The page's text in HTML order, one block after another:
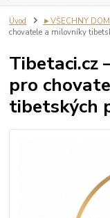
Úvod ►VŠECHNY
chovatele a milovníky
Tibetaci.cz
pro
tibetských